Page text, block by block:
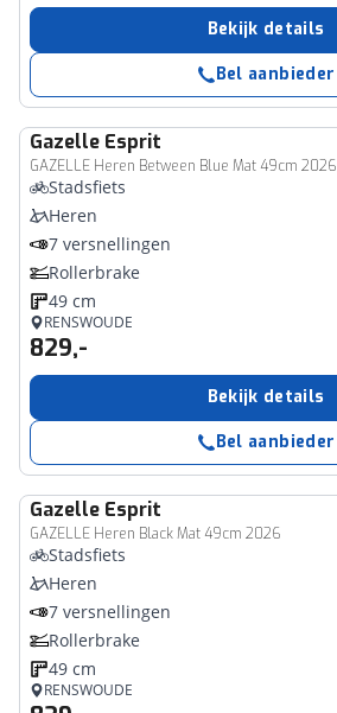
Bekijk details
Bel aanbieder
Gazelle Esprit
GAZELLE Heren Between Blue Mat 49cm 2026
Stadsfiets
Heren
7 versnellingen
Rollerbrake
49 cm
RENSWOUDE
829,-
Bekijk details
Bel aanbieder
Gazelle Esprit
GAZELLE Heren Black Mat 49cm 2026
Stadsfiets
Heren
7 versnellingen
Rollerbrake
49 cm
RENSWOUDE